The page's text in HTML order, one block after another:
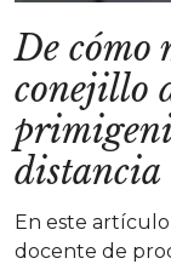
De cómo
conejillo
distancia
En este
docente de